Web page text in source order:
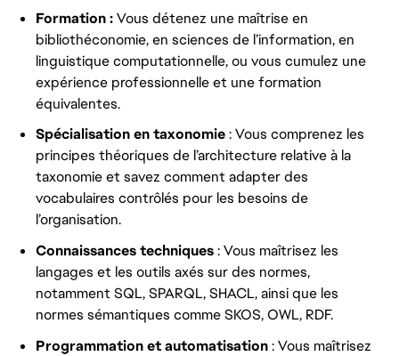
Formation :Vous détenez une maîtrise en
bibliothéconomie, en sciences de l’information, en
linguistique computationnelle, ou vous cumulez une
expérience professionnelle et une formation
équivalentes.
Spécialisation en taxonomie: Vous comprenez les
principes théoriques de l’architecture relative à la
taxonomie et savez comment adapter des
vocabulaires contrôlés pour les besoins de
l’organisation.
Connaissances techniques: Vous maîtrisez les
langages et les outils axés sur des normes,
notamment SQL, SPARQL, SHACL, ainsi que les
normes sémantiques comme SKOS, OWL, RDF.
Programmation et automatisation: Vous maîtrisez